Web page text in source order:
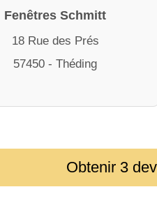
Fenêtres Schmitt
18 Rue des Prés
57450 - Théding
Obtenir 3